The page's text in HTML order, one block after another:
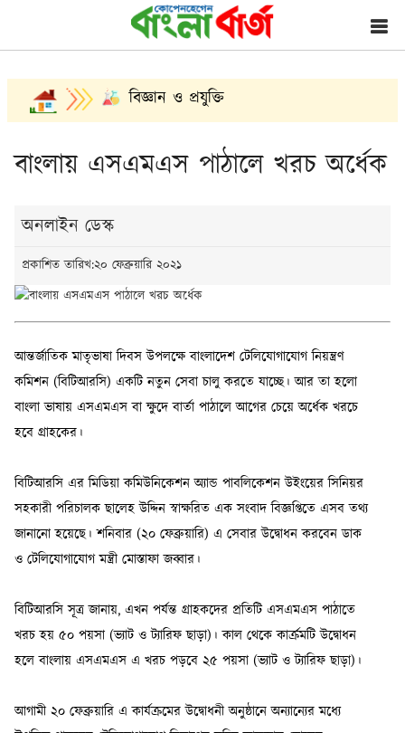
বিজ্ঞান ও প্রযুক্তি
বাংলায় এসএমএস পাঠালে খরচ অর্ধেক
অনলাইন ডেস্ক
প্রকাশিত তারিখ:২০ ফেব্রুয়ারি ২০২১